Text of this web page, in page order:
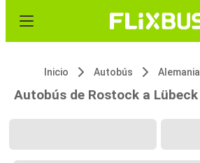
Inicio Autobús Alemania
Autobús de Rostock a Lübeck